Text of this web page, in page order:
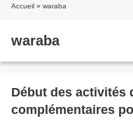
Accueil » waraba
waraba
Début des activités
complémentaires